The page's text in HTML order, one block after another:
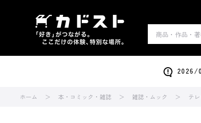
2026/
ホーム 本・コミック・雑誌 雑誌・ムック テ